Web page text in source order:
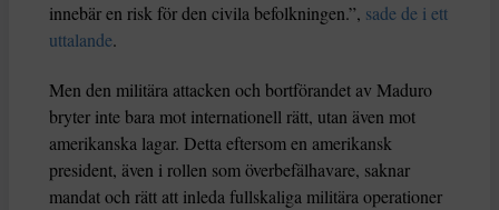
innebär en risk för den civila befolkningen.”, sade de i ett
uttalande.
Men den militära attacken och bortförandet av Maduro
bryter inte bara mot internationell rätt, utan även mot
amerikanska lagar. Detta eftersom en amerikansk
president, även i rollen som överbefälhavare, saknar
mandat och rätt att inleda fullskaliga militära operationer